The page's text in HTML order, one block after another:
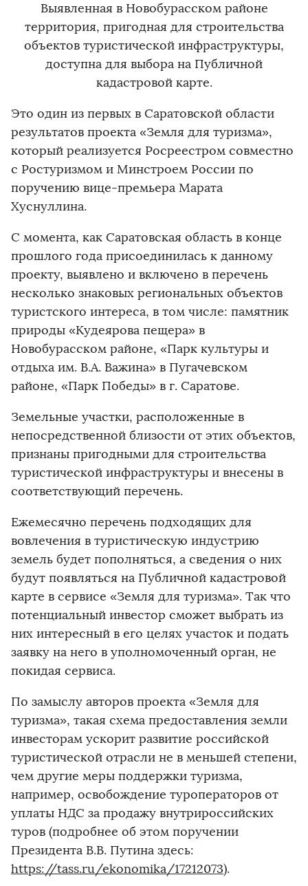
Выявленная в Новобурасском районе
территория, пригодная для строительства
объектов туристической инфраструктуры,
доступна для выбора на Публичной
кадастровой карте.
Это один из первых в Саратовской области
результатов проекта «Земля для туризма»,
который реализуется Росреестром совместно
с Ростуризмом и Минстроем России по
поручению вице-премьера Марата
Хуснуллина.
С момента, как Саратовская область в конце
прошлого года присоединилась к данному
проекту, выявлено и включено в перечень
несколько знаковых региональных объектов
туристского интереса, в том числе: памятник
природы «Кудеярова пещера» в
Новобурасском районе, «Парк культуры и
отдыха им. В.А. Важина» в Пугачевском
районе, «Парк Победы» в г. Саратове.
Земельные участки, расположенные в
непосредственной близости от этих объектов,
признаны пригодными для строительства
туристической инфраструктуры и внесены в
соответствующий перечень.
Ежемесячно перечень подходящих для
вовлечения в туристическую индустрию
земель будет пополняться, а сведения о них
будут появляться на Публичной кадастровой
карте в сервисе «Земля для туризма». Так что
потенциальный инвестор сможет выбрать из
них интересный в его целях участок и подать
заявку на него в уполномоченный орган, не
покидая сервиса.
По замыслу авторов проекта «Земля для
туризма», такая схема предоставления земли
инвесторам ускорит развитие российской
туристической отрасли не в меньшей степени,
чем другие меры поддержки туризма,
например, освобождение туроператоров от
уплаты НДС за продажу внутрироссийских
туров (подробнее об этом поручении
Президента В.В. Путина здесь:
https://tass.ru/ekonomika/17212073).